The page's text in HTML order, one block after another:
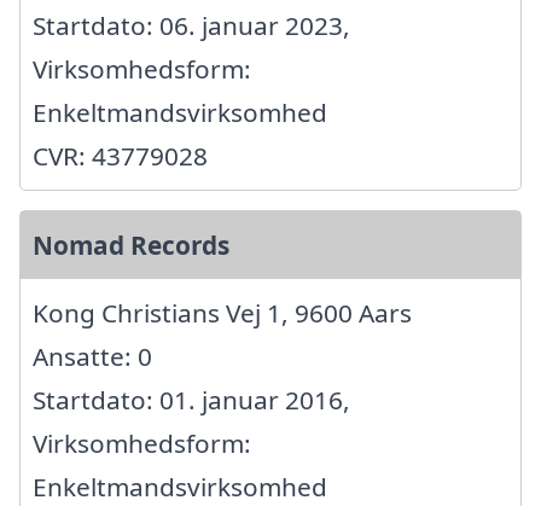
Startdato: 06. januar 2023,
Virksomhedsform:
Enkeltmandsvirksomhed
CVR: 43779028
Nomad Records
Kong Christians Vej 1, 9600 Aars
Ansatte: 0
Startdato: 01. januar 2016,
Virksomhedsform:
Enkeltmandsvirksomhed